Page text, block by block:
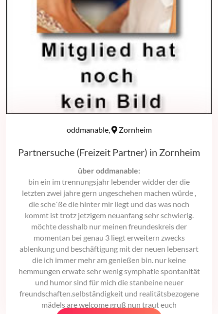
oddmanable, Zornheim
Partnersuche (Freizeit Partner) in Zornheim
über oddmanable:
bin ein im trennungsjahr lebender widder der die
letzten zwei jahre gern ungeschehen machen würde ,
die sche´ße die hinter mir liegt und das was noch
kommt ist trotz jetzigem neuanfang sehr schwierig.
möchte desshalb nur meinen freundeskreis der
momentan bei genau 3 liegt erweitern zwecks
ablenkung und beschäftigung mit der neuen lebensart
die ich immer mehr am genießen bin. nur keine
hemmungen erwate sehr wenig symphatie spontanität
und humor sind für mich die stanbeine neuer
freundschaften.selbständigkeit und realitätsbezogene
mädels are welcome gruß nun traut euch